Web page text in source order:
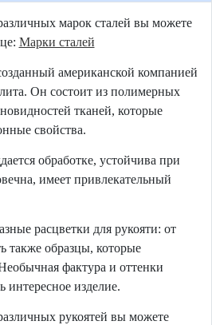
марок сталей вы можете
Марки сталей
американской компанией
Он состоит из полимерных
тканей, которые
свойства.
обработке, устойчива при
имеет привлекательный
расцветки для рукояти: от
также образцы, которые
фактура и оттенки
интересное изделие.
рукоятей вы можете